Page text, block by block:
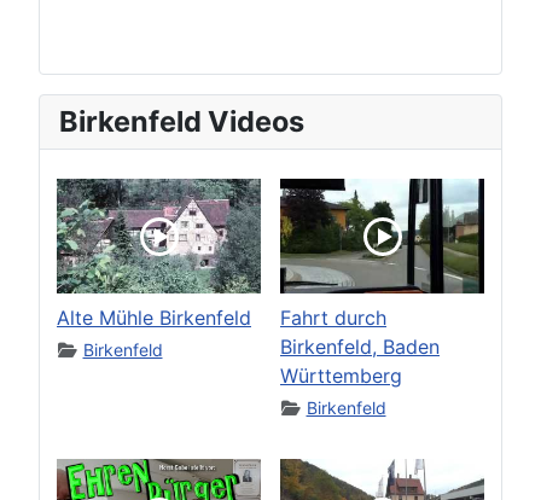
Birkenfeld Videos
Alte Mühle Birkenfeld
Birkenfeld
Fahrt durch
Birkenfeld, Baden
Württemberg
Birkenfeld